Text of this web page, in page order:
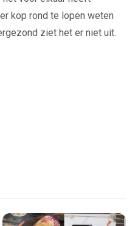
kop rond te lopen weten
ziet het er niet uit.